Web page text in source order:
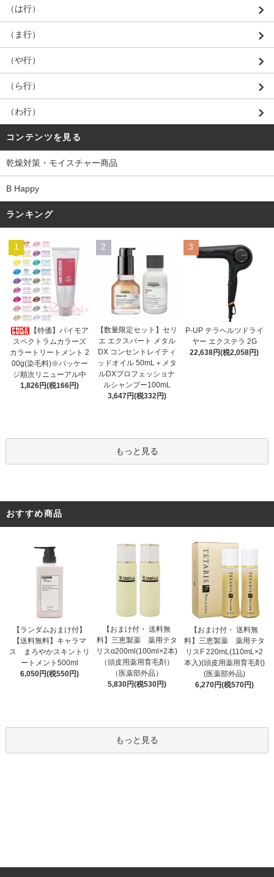
（は行）
（ま行）
（や行）
（ら行）
（わ行）
コンテンツを見る
乾燥対策・モイスチャー商品
B Happy
ランキング
1
【特価】パイモア
スペクトラムカラーズ
カラートリートメント 2
00g(染毛料)※パッケー
ジ順次リニューアル中
1,826円(税166円)
2
【数量限定セット】セリ
エ エクスパート メタル
DX コンセントレイティ
ッドオイル 50mL＋メタ
ルDXプロフェッショナ
ルシャンプー100mL
3,647円(税332円)
3
P-UP テラヘルツドライ
ヤー エクステラ 2G
22,638円(税2,058円)
もっと見る
おすすめ商品
【ランダムおまけ付】
【送料無料】キャラマ
ス まろやかスキントリ
ートメント500ml
6,050円(税550円)
【おまけ付・ 送料無
料】三恵製薬 薬用テタ
リスα200ml(100ml×2本)
（頭皮用薬用育毛剤）
（医薬部外品）
5,830円(税530円)
【おまけ付・ 送料無
料】三恵製薬 薬用テタ
リスF 220mL(110mL×2
本入)(頭皮用薬用育毛剤)
(医薬部外品)
6,270円(税570円)
もっと見る